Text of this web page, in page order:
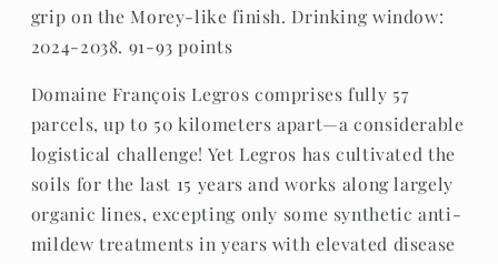
grip on the Morey-like finish. Drinking window:
2024-2038. 91-93 points
Domaine François Legros comprises fully 57
parcels, up to 50 kilometers apart—a considerable
logistical challenge! Yet Legros has cultivated the
soils for the last 15 years and works along largely
organic lines, excepting only some synthetic anti-
mildew treatments in years with elevated disease